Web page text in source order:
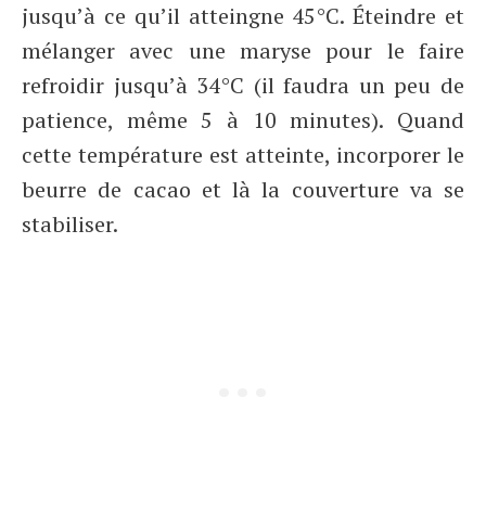
jusqu’à ce qu’il atteingne 45°C. Éteindre et
mélanger avec une maryse pour le faire
refroidir jusqu’à 34°C (il faudra un peu de
patience, même 5 à 10 minutes). Quand
cette température est atteinte, incorporer le
beurre de cacao et là la couverture va se
stabiliser.